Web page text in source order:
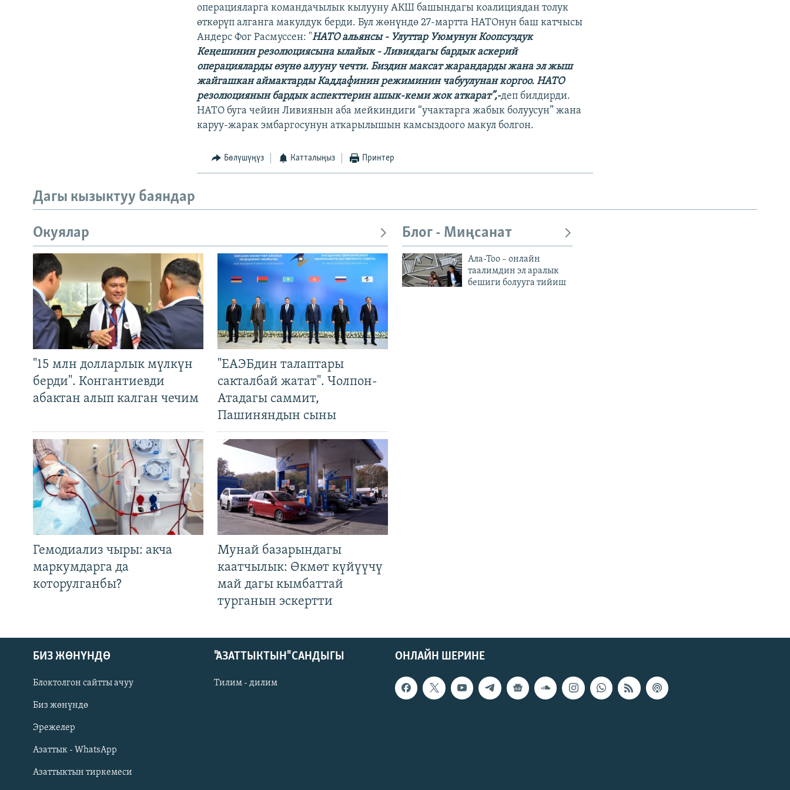
Русский
ОНЛАЙН ШЕРИНЕ
операцияларга командачылык кылууну АКШ башындагы коалициядан толук
өткөрүп алганга макулдук берди. Бул жөнүндө 27-мартта НАТОнун баш катчысы
Андерс Фог Расмуссен: "НАТО альянсы - Улуттар Уюмунун Коопсуздук
Кеңешинин резолюциясына ылайык - Ливиядагы бардык аскерий
операцияларды өзүнө алууну чечти. Биздин максат жарандарды жана эл жыш
жайгашкан аймактарды Каддафинин режиминин чабуулунан коргоо. НАТО
резолюциянын бардык аспекттерин ашык-кеми жок аткарат”,-деп билдирди.
НАТО буга чейин Ливиянын аба мейкиндиги “учактарга жабык болуусун” жана
каруу-жарак эмбаргосунун аткарылышын камсыздоого макул болгон.
Бөлүшүңүз Катталыңыз Принтер
Дагы кызыктуу баяндар
Окуялар
"15 млн долларлык мүлкүн
берди". Конгантиевди
абактан алып калган чечим
"ЕАЭБдин талаптары
сакталбай жатат". Чолпон-
Атадагы саммит,
Пашиняндын сыны
Гемодиализ чыры: акча
маркумдарга да
которулганбы?
Мунай базарындагы
каатчылык: Өкмөт күйүүчү
май дагы кымбаттай
турганын эскертти
Блог - Миңсанат
Ала-Тоо – онлайн
таалимдин эл аралык
бешиги болууга тийиш
ОНЛАЙН ШЕРИНЕ
БИЗ ЖӨНҮНДӨ
Блоктолгон сайтты ачуу
Биз жөнүндө
Эрежелер
Азаттык - WhatsApp
Азаттыктын тиркемеси
"АЗАТТЫКТЫН" САНДЫГЫ
Тилим - дилим